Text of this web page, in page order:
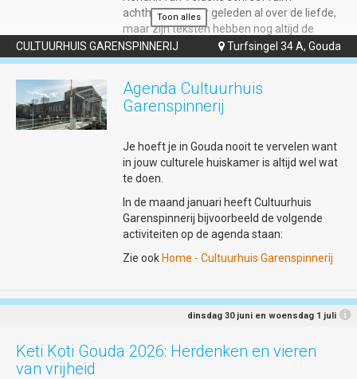
achthonderd jaar geleden al over de liefde,
maar zijn teksten hebben nog altijd de
kracht om harten te raken. In 'Mîne Minne'
blazen middeleeuws muzikanten Helma
nieuw leven in. Zij leggen de muzikale basis
met historische instrumenten zoals de fluit,
Het gevecht met de oude taal
Om de brug naar het heden te slaan,
hertaalt Rik Zutphen (bekend als de
Droominee) de minneliederen naar
scherpe, hedendaagse spoken word. Met
live gestapelde klanken uit een loop station
muziek. Performer Janne van Ooij maakt
het visuele spektakel compleet: in haar rol
stelten op de dynamiek tussen toen en nu.
Toon alles
CULTUURHUIS GARENSPINNERIJ  Turfsingel 34 A, Gouda
Agenda Cultuurhuis
Garenspinnerij
Je hoeft je in Gouda nooit te vervelen want
in jouw culturele huiskamer is altijd wel wat
te doen.
In de maand januari heeft Cultuurhuis
Garenspinnerij bijvoorbeeld de volgende
activiteiten op de agenda staan:
Zie ook Home - Cultuurhuis Garenspinnerij
dinsdag 30 juni en woensdag 1 juli
Keti Koti Gouda 2026: Herdenken en vieren
van vrijheid